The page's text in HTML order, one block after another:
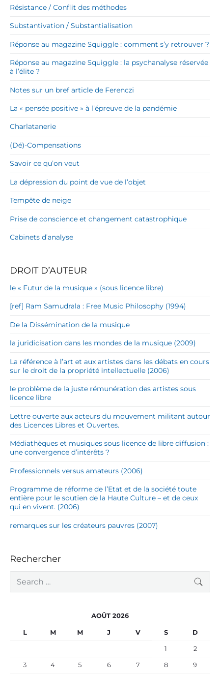
Résistance / Conflit des méthodes
Substantivation / Substantialisation
Réponse au magazine Squiggle : comment s’y retrouver ?
Réponse au magazine Squiggle : la psychanalyse réservée
à l’élite ?
Notes sur un bref article de Ferenczi
La « pensée positive » à l’épreuve de la pandémie
Charlatanerie
(Dé)-Compensations
Savoir ce qu’on veut
La dépression du point de vue de l’objet
Tempête de neige
Prise de conscience et changement catastrophique
Cabinets d’analyse
DROIT D’AUTEUR
le « Futur de la musique » (sous licence libre)
[ref] Ram Samudrala : Free Music Philosophy (1994)
De la Dissémination de la musique
la juridicisation dans les mondes de la musique (2009)
La référence à l’art et aux artistes dans les débats en cours
sur le droit de la propriété intellectuelle (2006)
le problème de la juste rémunération des artistes sous
licence libre
Lettre ouverte aux acteurs du mouvement militant autour
des Licences Libres et Ouvertes.
Médiathèques et musiques sous licence de libre diffusion :
une convergence d’intérêts ?
Professionnels versus amateurs (2006)
Programme de réforme de l’Etat et de la société toute
entière pour le soutien de la Haute Culture – et de ceux
qui en vivent. (2006)
remarques sur les créateurs pauvres (2007)
Rechercher
a
AOÛT 2026
L M M J V S D
1 2
3 4 5 6 7 8 9